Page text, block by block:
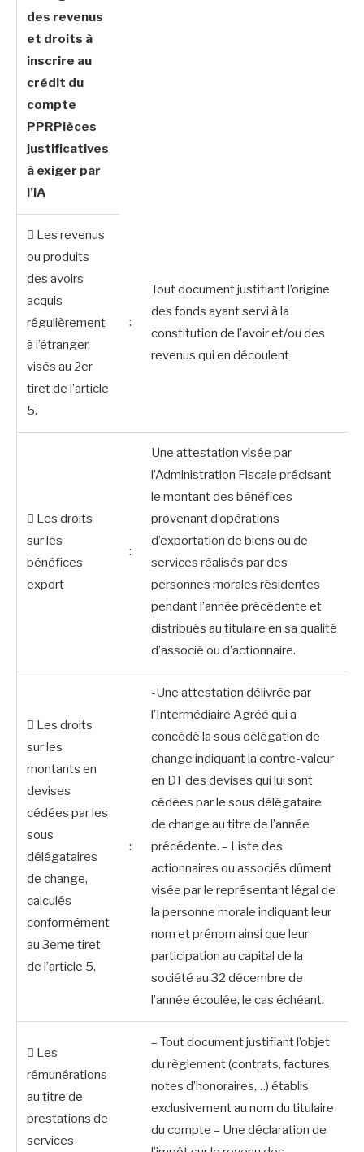
des revenus
et droits à
inscrire au
crédit du
compte
PPRPièces
justificatives
à exiger par
l’IA
 Les revenus
ou produits
des avoirs
acquis
régulièrement
à l’étranger,
visés au 2er
tiret de l’article
5.
:
Tout document justifiant l’origine
des fonds ayant servi à la
constitution de l’avoir et/ou des
revenus qui en découlent
 Les droits
sur les
bénéfices
export
:
Une attestation visée par
l’Administration Fiscale précisant
le montant des bénéfices
provenant d’opérations
d’exportation de biens ou de
services réalisés par des
personnes morales résidentes
pendant l’année précédente et
distribués au titulaire en sa qualité
d’associé ou d’actionnaire.
 Les droits
sur les
montants en
devises
cédées par les
sous
délégataires
de change,
calculés
conformément
au 3eme tiret
de l’article 5.
:
-Une attestation délivrée par
l’Intermédiaire Agréé qui a
concédé la sous délégation de
change indiquant la contre-valeur
en DT des devises qui lui sont
cédées par le sous délégataire
de change au titre de l’année
précédente. – Liste des
actionnaires ou associés dûment
visée par le représentant légal de
la personne morale indiquant leur
nom et prénom ainsi que leur
participation au capital de la
société au 32 décembre de
l’année écoulée, le cas échéant.
 Les
rémunérations
au titre de
prestations de
services
– Tout document justifiant l’objet
du règlement (contrats, factures,
notes d’honoraires,…) établis
exclusivement au nom du titulaire
du compte – Une déclaration de